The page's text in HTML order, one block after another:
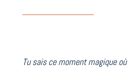
Tu sais ce moment magique